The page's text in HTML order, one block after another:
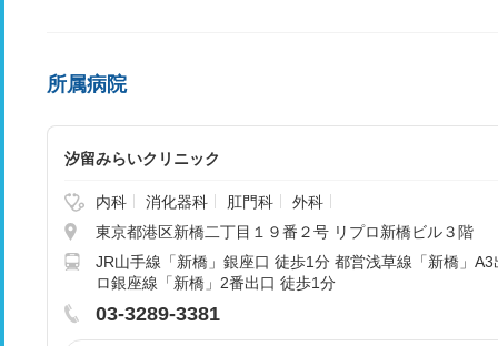
所属病院
汐留みらいクリニック
内科 消化器科 肛門科
外科
東京都港区新橋二丁目１９番２号 リプロ新橋ビル３階
JR山手線「新橋」銀座口 徒歩1分 都営浅草線「新橋」
ロ銀座線「新橋」2番出口 徒歩1分
03-3289-3381